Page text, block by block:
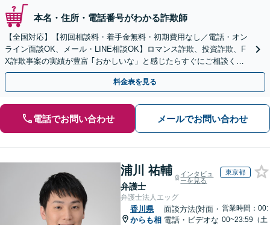
本名・住所・電話番号がわかる詐欺師
【全国対応】【初回相談料・着手金無料・初期費用なし／電話・オン
ライン面談OK、メール・LINE相談OK】ロマンス詐欺、投資詐欺、F
X詐欺事案の実績が豊富 ｢おかしいな」と感じたらすぐにご相談くだ
さい。
料金表を見る
電話でお問い合わせ メールでお問い合わせ
浦川 祐輔
弁護士
インタビュ
ーを見る
東京都
弁護士法人エッグ
香川県
からも相
面談方法(対面・
電話・ビデオな
営業時間：00:
00~23:59（土